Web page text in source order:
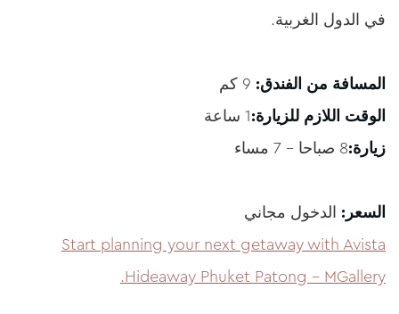
في الدول الغربية.
المسافة من الفندق: 9 كم
الوقت اللازم للزيارة:1 ساعة
زيارة:8 صباحا – 7 مساء
السعر: الدخول مجاني
Start planning your next getaway with Avista
Hideaway Phuket Patong – MGallery.